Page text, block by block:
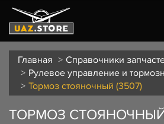
Главная Справочники
Рулевое управление и
Тормоз стояночный (3507)
ТОРМОЗ СТОЯНОЧНЫЙ